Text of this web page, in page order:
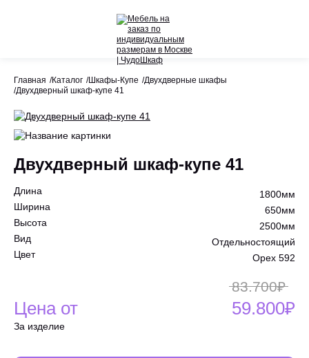
Стеллажи
Гардеробные системы
Детское
Главная Каталог Шкафы-Купе
Двухдверные шкафы
Двухдверный шкаф-купе 41
Двухдверный шкаф-купе 41
Длина
1800мм
Ширина
650мм
Высота
2500мм
Вид
Отдельностоящий
Цвет
Орех 592
Цена от
83.700₽
59.800₽
За изделие